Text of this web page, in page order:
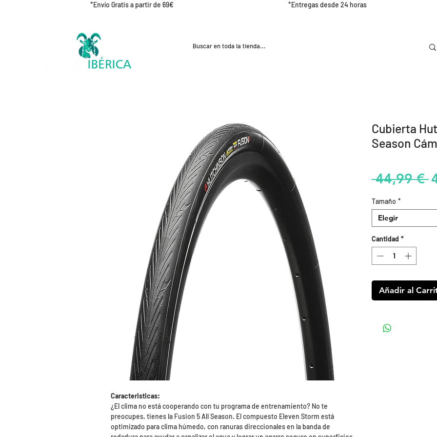
*Envío Gratis a partir de 69€ *Entregas desde 24 horas
Caracteristicas:
¿El clima no está cooperando con tu programa de entrenamiento? No te
preocupes, tienes la Fusion 5 All Season. El compuesto Eleven Storm está
optimizado para clima húmedo, con ranuras direccionales en la banda de
Cubierta
Season
44,99 €
Tamaño *
Elegir
Cantidad *
Añadir al